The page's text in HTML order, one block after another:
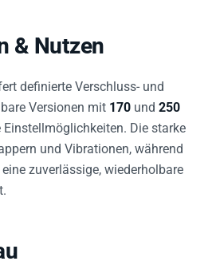
& Nutzen
definierte Verschluss- und
Versionen mit 170 und 250
Einstellmöglichkeiten. Die starke
und Vibrationen, während
zuverlässige, wiederholbare